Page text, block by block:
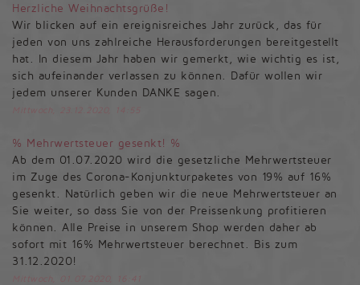
Herzliche Weihnachtsgrüße!
Wir blicken auf ein ereignisreiches Jahr zurück, das für
jeden von uns zahlreiche Herausforderungen bereitgestellt
hat. In diesem Jahr haben wir gemerkt, wie wichtig es ist,
sich aufeinander verlassen zu können. Dafür wollen wir
jedem unserer Kunden DANKE sagen.
Mittwoch, 23.12.2020, 14:55
% Mehrwertsteuer gesenkt! %
Ab dem 01.07.2020 wird die gesetzliche Mehrwertsteuer
im Zuge des Corona-Konjunkturpaketes von 19% auf 16%
gesenkt. Natürlich geben wir die neue Mehrwertsteuer an
Sie weiter, so dass Sie von der Preissenkung profitieren
können. Alle Preise in unserem Shop werden daher ab
sofort mit 16% Mehrwertsteuer berechnet. Bis zum
31.12.2020!
Mittwoch, 01.07.2020, 16:41